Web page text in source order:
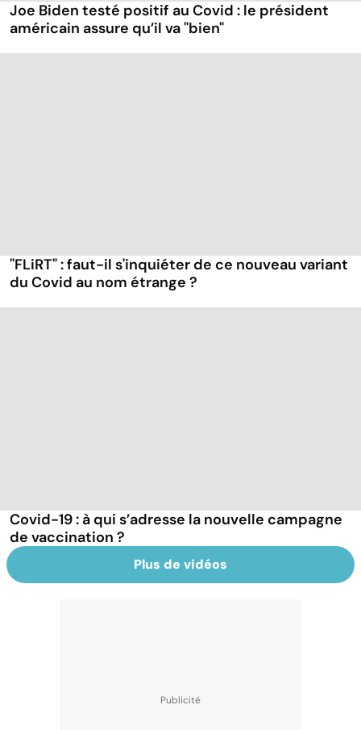
Joe Biden testé positif au Covid : le président
américain assure qu’il va "bien"
"FLiRT" : faut-il s'inquiéter de ce nouveau variant
du Covid au nom étrange ?
Covid-19 : à qui s’adresse la nouvelle campagne
de vaccination ?
Plus de vidéos